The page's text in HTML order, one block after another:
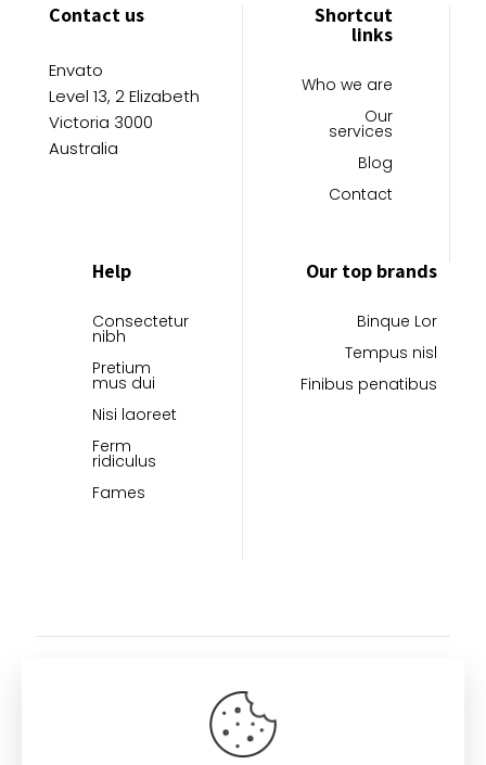
Contact us
Envato
Level 13, 2 Elizabeth
Victoria 3000
Australia
Shortcut
links
Who we are
Our
services
Blog
Contact
Help
Consectetur
nibh
Pretium
mus dui
Nisi laoreet
Ferm
ridiculus
Fames
Our top brands
Binque Lor
Tempus nisl
Finibus penatibus